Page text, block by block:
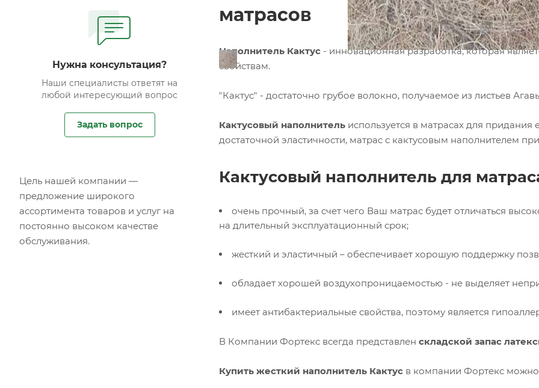
матрасов
Наполнитель Кактус - инновационная разработка, которая
свойствам.
"Кактус" - достаточно грубое волокно, получаемое из листьев
Кактусовый наполнитель используется в матрасах для
достаточной эластичности, матрас с кактусовым наполнителем
Кактусовый наполнитель для
очень прочный, за счет чего Ваш матрас будет отличаться
на длительный эксплуатационный срок;
жесткий и эластичный – обеспечивает хорошую поддержку
обладает хорошей воздухопроницаемостью - не выделяет
имеет антибактериальные свойства, поэтому является
В Компании Фортекс всегда представлен складской запас
Купить жесткий наполнитель Кактус в компании Фортекс
Нужна консультация?
Наши специалисты ответят на
любой интересующий вопрос
Задать вопрос
Цель нашей компании —
предложение широкого
ассортимента товаров и услуг на
постоянно высоком качестве
обслуживания.